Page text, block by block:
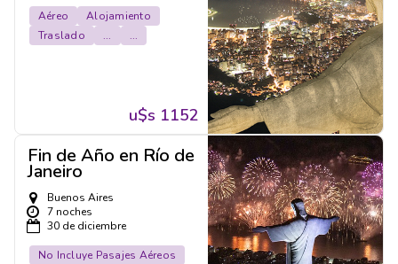
Aéreo
Alojamiento
Traslado
... ...
u$s 1152
Fin de Año en Río de
Janeiro
Buenos Aires
7 noches
30 de diciembre
No Incluye Pasajes Aéreos